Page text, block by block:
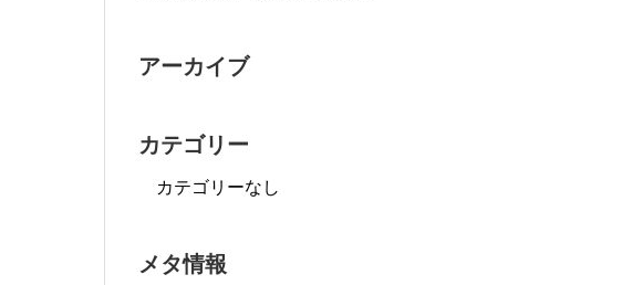
アーカイブ
カテゴリー
カテゴリーなし
メタ情報